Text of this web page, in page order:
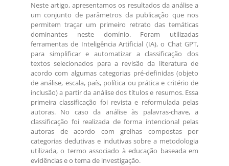
Neste artigo, apresentamos os resultados da análise a
um conjunto de parâmetros da publicação que nos
permitem traçar um primeiro retrato das temáticas
dominantes neste domínio. Foram utilizadas
ferramentas de Inteligência Artificial (IA), o Chat GPT,
para simplificar e automatizar a classificação dos
textos selecionados para a revisão da literatura de
acordo com algumas categorias pré-definidas (objeto
de análise, escala, país, política ou prática e critério de
inclusão) a partir da análise dos títulos e resumos. Essa
primeira classificação foi revista e reformulada pelas
autoras. No caso da análise às palavras-chave, a
classificação foi realizada de forma intencional pelas
autoras de acordo com grelhas compostas por
categorias dedutivas e indutivas sobre a metodologia
utilizada, o termo associado à educação baseada em
evidências e o tema de investigação.